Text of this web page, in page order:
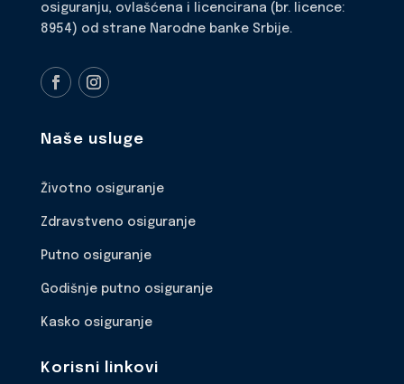
osiguranju, ovlašćena i licencirana (br. licence:
8954) od strane Narodne banke Srbije.
Naše usluge
Životno osiguranje
Zdravstveno osiguranje
Putno osiguranje
Godišnje putno osiguranje
Kasko osiguranje
Korisni linkovi